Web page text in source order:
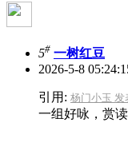
5# 一树红豆
2026-5-8
引用: 杨门小玉 发
一组好咏，赏